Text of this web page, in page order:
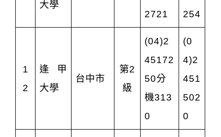
大學
2721
254
1
2
逢甲
大學
台中市
第2
級
(04)2
45172
50分
機313
0
(0
4)2
451
502
0